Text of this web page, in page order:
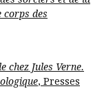
corps des
chez Jules Verne.
, Presses